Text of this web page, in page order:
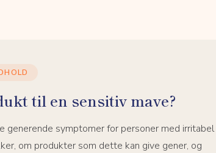
til en sensitiv mave?
generende symptomer for personer med irritabel
om produkter som dette kan give gener, og